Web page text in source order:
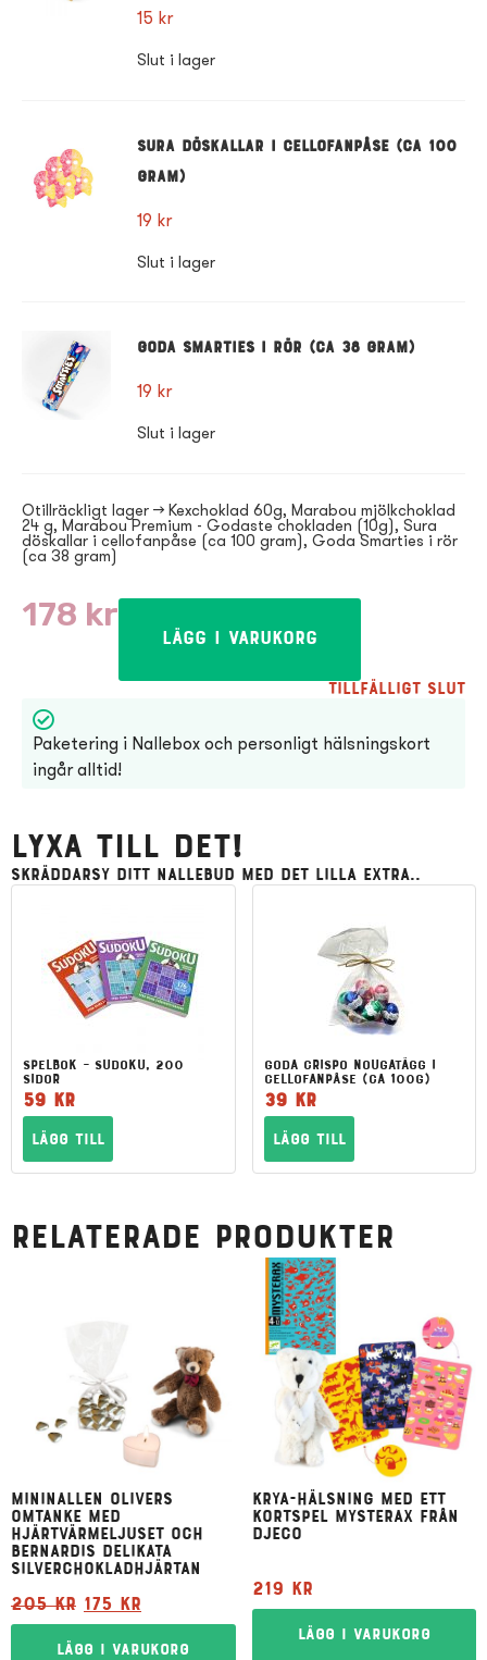
15 kr
Slut i lager
Sura döskallar i cellofanpåse (ca 100
gram)
19 kr
Slut i lager
Goda Smarties i rör (ca 38 gram)
19 kr
Slut i lager
Otillräckligt lager → Kexchoklad 60g, Marabou mjölkchoklad
24 g, Marabou Premium - Godaste chokladen (10g), Sura
döskallar i cellofanpåse (ca 100 gram), Goda Smarties i rör
(ca 38 gram)
178 kr
Lägg i varukorg
Tillfälligt slut
Paketering i Nallebox och personligt hälsningskort
ingår alltid!
Lyxa till det!
Skräddarsy ditt Nallebud med det lilla extra..
Spelbok – Sudoku, 200
sidor
59 kr
Lägg till
Goda Crispo nougatägg i
cellofanpåse (ca 100g)
39 kr
Lägg till
Relaterade produkter
Mininallen Olivers
omtanke med
hjärtvärmeljuset och
Bernardis delikata
silverchokladhjärtan
205kr 175 kr
Lägg i varukorg
Krya-hälsning med ett
kortspel Mysterax från
Djeco
219 kr
Lägg i varukorg